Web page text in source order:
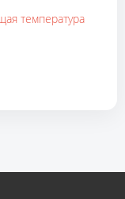
температура